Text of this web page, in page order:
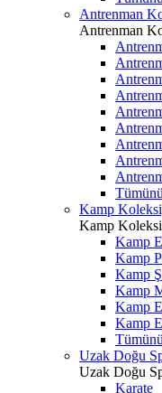
Antrenman
Antrenman
Kamp
Kamp
Kamp
Kamp
Kamp
Kamp
Kamp
Kamp
Uzak Doğu
Uzak Doğu
Karate